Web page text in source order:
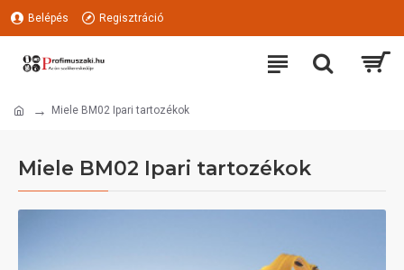
Belépés Regisztráció
Miele BM02 Ipari tartozékok
Miele BM02 Ipari tartozékok